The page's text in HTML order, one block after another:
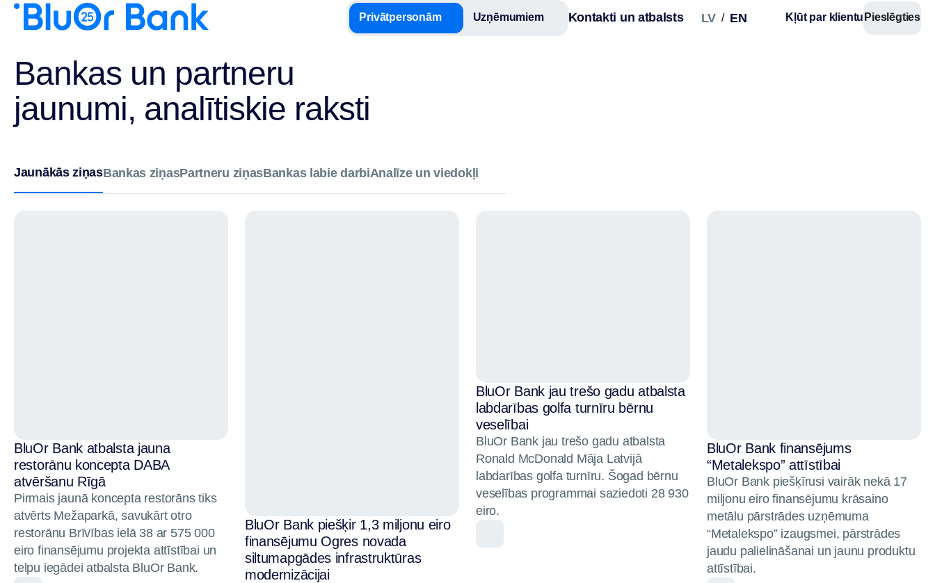
Privātpersonām Uzņēmumiem Kontakti un atbalsts LV / EN Kļūt par klientu Pieslēgties
Bankas un partneru
jaunumi, analītiskie raksti
Jaunākās ziņasBankas ziņasPartneru ziņasBankas labie darbiAnalīze un viedokļi
BluOr Bank atbalsta jauna
restorānu koncepta DABA
atvēršanu Rīgā
Pirmais jaunā koncepta restorāns tiks
atvērts Mežaparkā, savukārt otro
restorānu Brīvības ielā 38 ar 575 000
eiro finansējumu projekta attīstībai un
telpu iegādei atbalsta BluOr Bank.
BluOr Bank piešķir 1,3 miljonu eiro
finansējumu Ogres novada
siltumapgādes infrastruktūras
modernizācijai
BluOr Bank jau trešo gadu atbalsta
labdarības golfa turnīru bērnu
veselībai
BluOr Bank jau trešo gadu atbalsta
Ronald McDonald Māja Latvijā
labdarības golfa turnīru. Šogad bērnu
veselības programmai saziedoti 28 930
eiro.
BluOr Bank finansējums
“Metalekspo” attīstībai
BluOr Bank piešķīrusi vairāk nekā 17
miljonu eiro finansējumu krāsaino
metālu pārstrādes uzņēmuma
“Metalekspo” izaugsmei, pārstrādes
jaudu palielināšanai un jaunu produktu
attīstībai.